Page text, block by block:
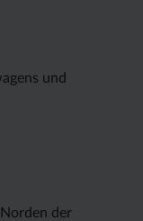
und
der